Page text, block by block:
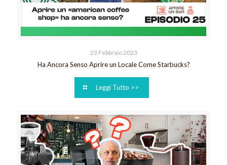
23 Febbraio 2023
Ha Ancora Senso Aprire un Locale Come Starbucks?
Leggi Tutto >>